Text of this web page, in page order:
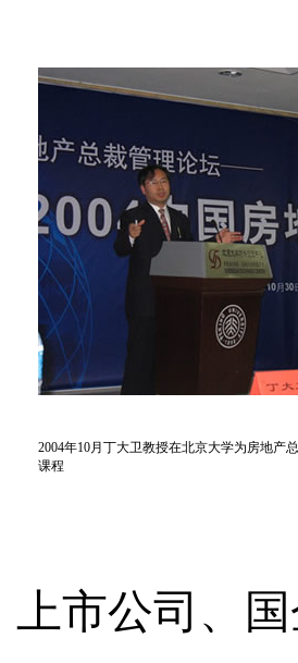
2004年10月丁大卫教授在北京大学为房地产
课程
上市公司、